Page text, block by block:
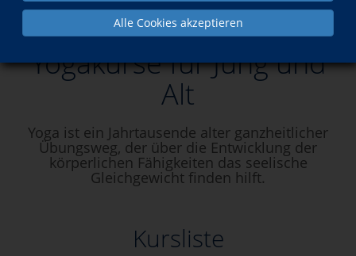
Alle Cookies akzeptieren
Yogakurse für Jung und
Alt
Yoga ist ein Jahrtausende alter ganzheitlicher
Übungsweg, der über die Entwicklung der
körperlichen Fähigkeiten das seelische
Gleichgewicht finden hilft.
Kursliste